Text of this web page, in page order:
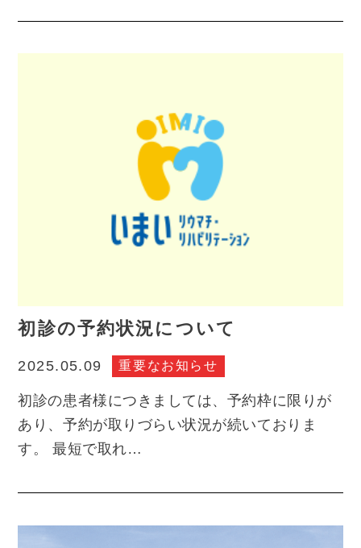
初診の予約状況について
2025.05.09 重要なお知らせ
初診の患者様につきましては、予約枠に限りが
あり、予約が取りづらい状況が続いておりま
す。 最短で取れ…